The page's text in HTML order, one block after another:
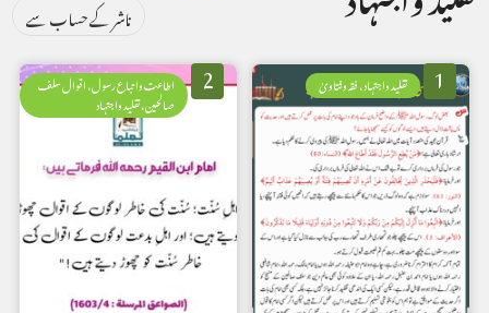
ناشر کے حساب سے
1 تقلید واجتہاد، فقہ وفتاویٰ 2 اطاعت واتباع رسول، اقوال سلف
صالحین، تقلید واجتہاد